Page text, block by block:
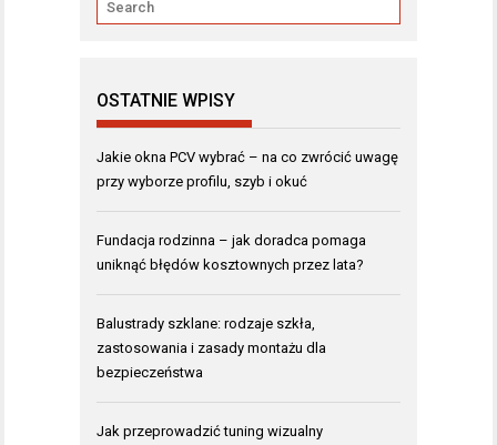
OSTATNIE WPISY
Jakie okna PCV wybrać – na co zwrócić uwagę
przy wyborze profilu, szyb i okuć
Fundacja rodzinna – jak doradca pomaga
uniknąć błędów kosztownych przez lata?
Balustrady szklane: rodzaje szkła,
zastosowania i zasady montażu dla
bezpieczeństwa
Jak przeprowadzić tuning wizualny